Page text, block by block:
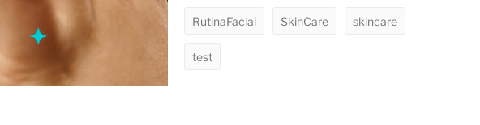
RutinaFacial SkinCare skincare
test